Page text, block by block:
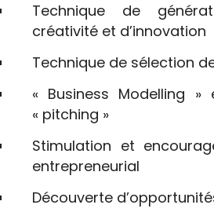
Technique de
créativité et d’innovation
Technique de sélection
« Business Modelling
« pitching »
Stimulation et
entrepreneurial
Découverte